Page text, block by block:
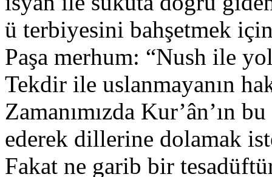
ü terbiyesini bahşetmek
Paşa merhum: “Nush ile
Tekdir ile uslanmayanın
Zamanımızda Kur’ân’ın bu
ederek dillerine dolamak
Fakat ne garib bir